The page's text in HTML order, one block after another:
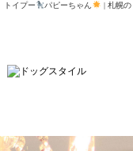
トイプー パピーちゃん | 札幌